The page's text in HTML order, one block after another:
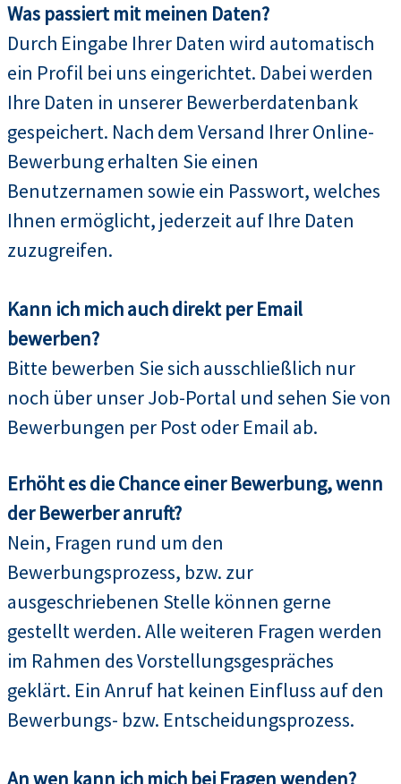
Was passiert mit meinen Daten?
Durch Eingabe Ihrer Daten wird automatisch
ein Profil bei uns eingerichtet. Dabei werden
Ihre Daten in unserer Bewerberdatenbank
gespeichert. Nach dem Versand Ihrer Online-
Bewerbung erhalten Sie einen
Benutzernamen sowie ein Passwort, welches
Ihnen ermöglicht, jederzeit auf Ihre Daten
zuzugreifen.
Kann ich mich auch direkt per Email
bewerben?
Bitte bewerben Sie sich ausschließlich nur
noch über unser Job-Portal und sehen Sie von
Bewerbungen per Post oder Email ab.
Erhöht es die Chance einer Bewerbung, wenn
der Bewerber anruft?
Nein, Fragen rund um den
Bewerbungsprozess, bzw. zur
ausgeschriebenen Stelle können gerne
gestellt werden. Alle weiteren Fragen werden
im Rahmen des Vorstellungsgespräches
geklärt. Ein Anruf hat keinen Einfluss auf den
Bewerbungs- bzw. Entscheidungsprozess.
An wen kann ich mich bei Fragen wenden?